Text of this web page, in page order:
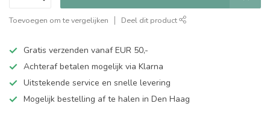
Toevoegen om te vergelijken Deel dit product
Gratis verzenden vanaf EUR 50,-
Achteraf betalen mogelijk via Klarna
Uitstekende service en snelle levering
Mogelijk bestelling af te halen in Den Haag